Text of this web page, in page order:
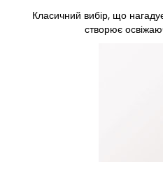
Класичний вибір, що
створює